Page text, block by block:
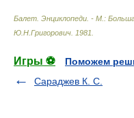
Балет. Энциклопеди. - М.:
Ю.Н.Григорович 1981
Игры ⚽
Поможем
Сараджев К. С.